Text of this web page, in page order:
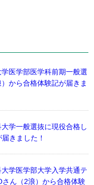
学医学部医学科前期一般選
から合格体験記が届きま
学一般選抜に現役合格し
きました！
大学医学部大学入学共通テ
ん（2浪）から合格体験